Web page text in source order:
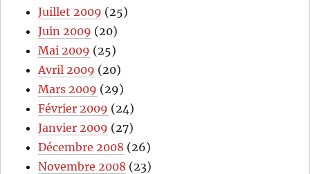
Juillet 2009 (25)
Juin 2009 (20)
Mai 2009 (25)
Avril 2009 (20)
Mars 2009 (29)
Février 2009 (24)
Janvier 2009 (27)
Décembre 2008 (26)
Novembre 2008 (23)